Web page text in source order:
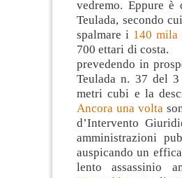
vedremo. Eppure è
Teulada, secondo
spalmare i 140
700 ettari di costa.
prevedendo in
Teulada n. 37 del
metri cubi e la
Ancora una volta
d’Intervento
amministrazioni
auspicando un
lento assassinio